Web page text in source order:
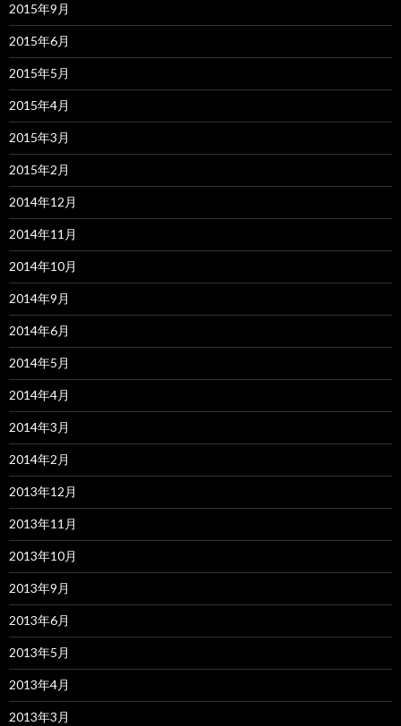
2015年9月
2015年6月
2015年5月
2015年4月
2015年3月
2015年2月
2014年12月
2014年11月
2014年10月
2014年9月
2014年6月
2014年5月
2014年4月
2014年3月
2014年2月
2013年12月
2013年11月
2013年10月
2013年9月
2013年6月
2013年5月
2013年4月
2013年3月